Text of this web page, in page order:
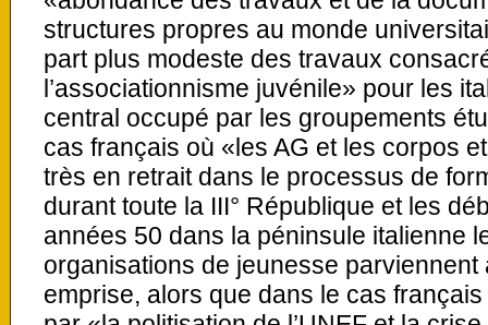
structures propres au monde
part plus modeste des travaux
l’associationnisme juvénile» pour les
central occupé par les groupements
cas français où «les AG et les corpos
très en retrait dans le processus de
durant toute la III° République et les
années 50 dans la péninsule italienne
organisations de jeunesse
emprise, alors que dans le cas